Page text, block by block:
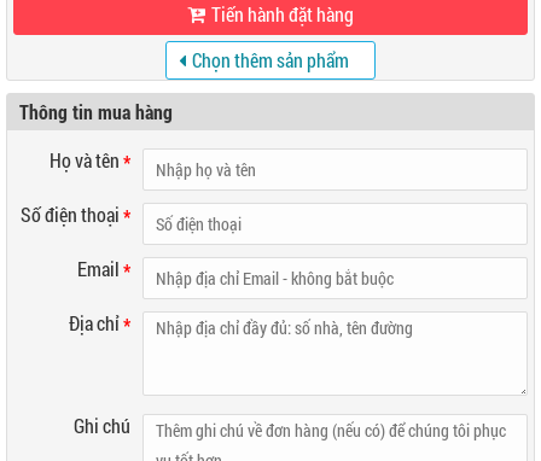
Tiến hành đặt hàng
Chọn thêm sản phẩm
khác
Thông tin mua hàng
Họ và tên*
Số điện thoại*
Email*
Địa chỉ*
Ghi chú